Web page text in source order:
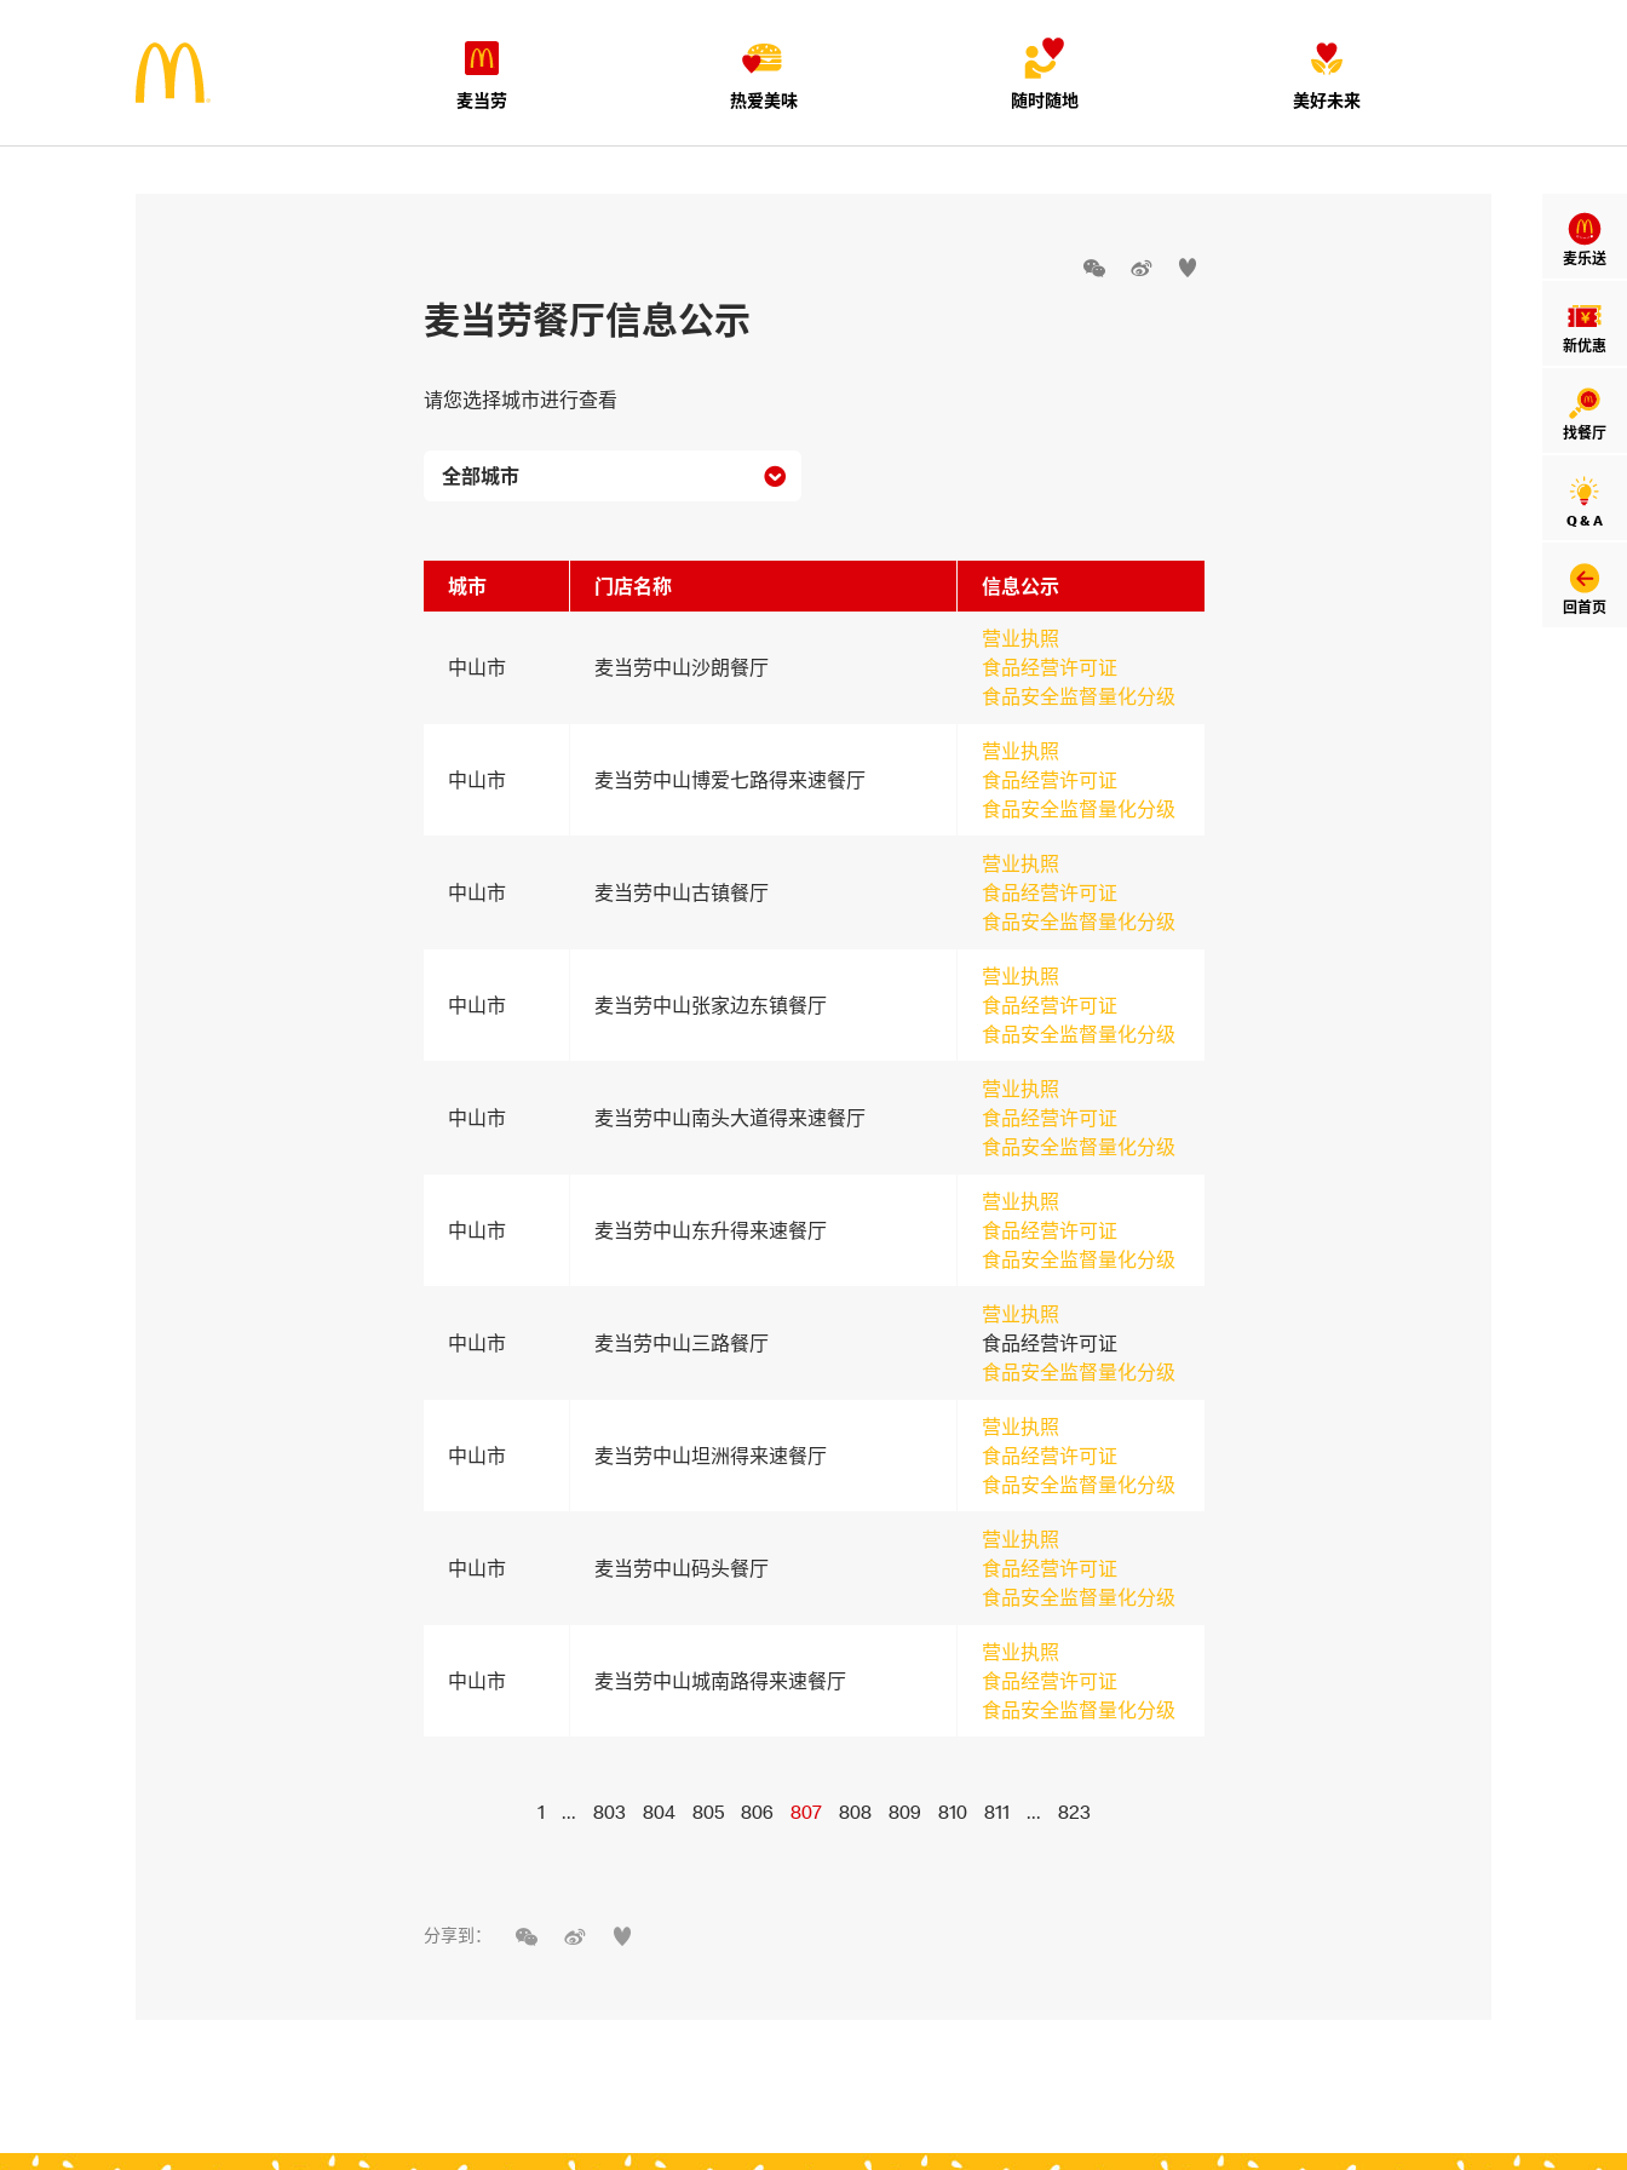
麦当劳 热爱美味 随时随地 美好未来
麦乐送
新优惠
找餐厅
Q & A
回首页
  
麦当劳餐厅信息公示
请您选择城市进行查看

城市 门店名称 信息公示
中山市 麦当劳中山沙朗餐厅
营业执照
食品经营许可证
食品安全监督量化分级
中山市 麦当劳中山博爱七路得来速餐厅
营业执照
食品经营许可证
食品安全监督量化分级
中山市 麦当劳中山古镇餐厅
营业执照
食品经营许可证
食品安全监督量化分级
中山市 麦当劳中山张家边东镇餐厅
营业执照
食品经营许可证
食品安全监督量化分级
中山市 麦当劳中山南头大道得来速餐厅
营业执照
食品经营许可证
食品安全监督量化分级
中山市 麦当劳中山东升得来速餐厅
营业执照
食品经营许可证
食品安全监督量化分级
中山市 麦当劳中山三路餐厅
营业执照
食品经营许可证
食品安全监督量化分级
中山市 麦当劳中山坦洲得来速餐厅
营业执照
食品经营许可证
食品安全监督量化分级
中山市 麦当劳中山码头餐厅
营业执照
食品经营许可证
食品安全监督量化分级
中山市 麦当劳中山城南路得来速餐厅
营业执照
食品经营许可证
食品安全监督量化分级
1 ... 803 804 805 806 807 808 809 810 811 ... 823
分享到：   